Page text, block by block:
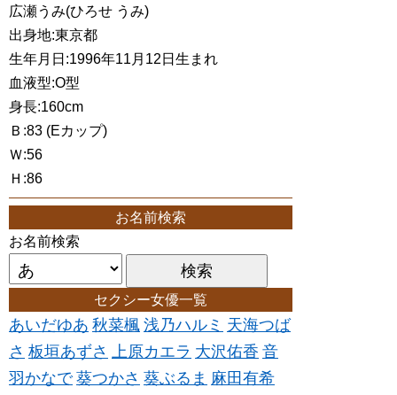
広瀬うみ(ひろせ うみ)
出身地:東京都
生年月日:1996年11月12日生まれ
血液型:O型
身長:160cm
Ｂ:83 (Eカップ)
Ｗ:56
Ｈ:86
お名前検索
お名前検索
セクシー女優一覧
あいだゆあ 秋菜楓 浅乃ハルミ 天海つば
さ 板垣あずさ 上原カエラ 大沢佑香 音
羽かなで 葵つかさ 葵ぶるま 麻田有希